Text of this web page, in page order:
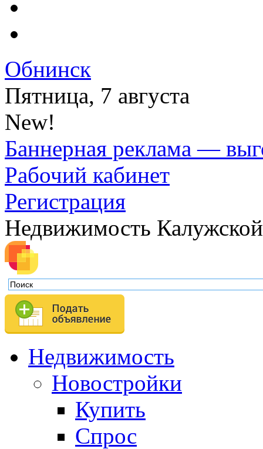
Обнинск
Пятница, 7 августа
New!
Баннерная реклама —
Рабочий кабинет
Регистрация
Недвижимость
Недвижимость
Новостройки
Купить
Спрос